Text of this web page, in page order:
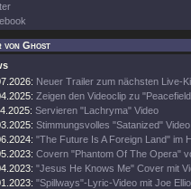
von Ghost
Neuer Trailer zum nächsten Live-
Zeigen den Videoclip zu
Servieren "Lachryma" Video
Stimmungsvolles "Satanized"
"The Future Is A Foreign Land" im
Covern "Phantom Of The Opera"
"Jesus He Knows Me" Cover mit
"Spillways"-Lyric-Video mit Joe